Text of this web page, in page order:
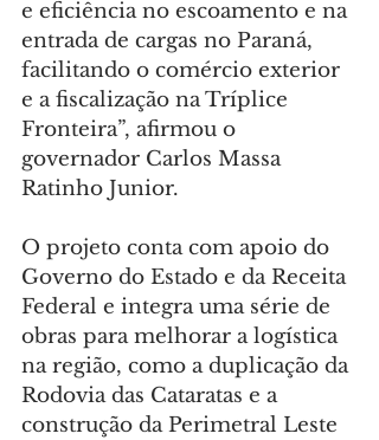
e eficiência no escoamento e na
entrada de cargas no Paraná,
facilitando o comércio exterior
e a fiscalização na Tríplice
Fronteira”, afirmou o
governador Carlos Massa
Ratinho Junior.
O projeto conta com apoio do
Governo do Estado e da Receita
Federal e integra uma série de
obras para melhorar a logística
na região, como a duplicação da
Rodovia das Cataratas e a
construção da Perimetral Leste